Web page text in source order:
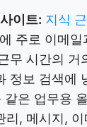
이트: 지식
주로 이메
무 시간의 거
정보 검색에
같은 업무용
리, 메시지,